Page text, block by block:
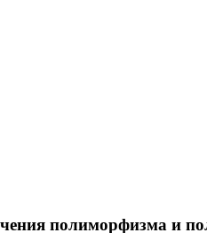
полиморфизма и